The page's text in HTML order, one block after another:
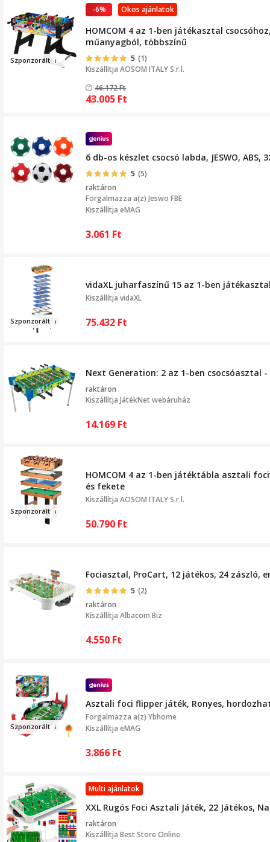
Szponzorált
Okos ajánlatok
-6%
HOMCOM 4 az 1-ben játékasztal
műanyagból, többszínű
5 (1)
Kiszállítja AOSOM ITALY S.r.l.
46.172Ft
43.005 Ft
6 db-os készlet csocsó labda, JESWO, ABS,
5 (5)
raktáron
Forgalmazza a(z) Jeswo FBE
Kiszállítja eMAG
3.061 Ft
Szponzorált
vidaXL juharfaszínű 15 az 1-ben
Kiszállítja vidaXL
75.432 Ft
Next Generation: 2 az 1-ben csocsóasztal -
raktáron
Kiszállítja JátékNet webáruház
14.169 Ft
Szponzorált
HOMCOM 4 az 1-ben játéktábla asztali
és fekete
Kiszállítja AOSOM ITALY S.r.l.
50.790 Ft
Fociasztal, ProCart, 12 játékos, 24 zászló,
5 (2)
raktáron
Kiszállítja Albacom Biz
4.550 Ft
Szponzorált
Asztali foci flipper játék, Ronyes,
Forgalmazza a(z) Ybhome
Kiszállítja eMAG
3.866 Ft
Multi ajánlatok
XXL Rugós Foci Asztali Játék, 22 Játékos,
raktáron
Kiszállítja Best Store Online